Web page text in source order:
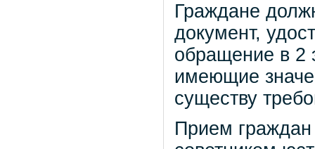
Граждане
документ,
обращение в 2
имеющие
существу
Прием